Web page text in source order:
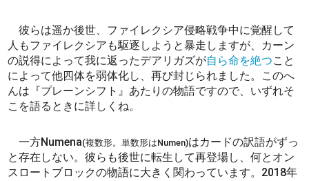
彼らは遥か後世、ファイレクシア侵略戦争中に覚醒して
人もファイレクシアも駆逐しようと暴走しますが、カーン
の説得によって我に返ったデアリガズが自ら命を絶つこと
によって他四体を弱体化し、再び封じられました。このへ
んは『プレーンシフト』あたりの物語ですので、いずれそ
こを語るときに詳しくね。
一方Numena(複数形。単数形はNumen)はカードの訳語がずっ
と存在しない。彼らも後世に転生して再登場し、何とオン
スロートブロックの物語に大きく関わっています。2018年